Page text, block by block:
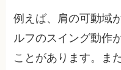
例えば、肩の可動域
ルフのスイング動作
ことがあります。ま